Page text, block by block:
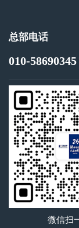
总部电话
010-58690345
微信扫